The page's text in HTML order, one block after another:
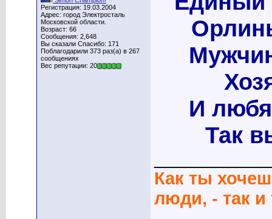
Регистрация: 19.03.2004
Адрес: город Электросталь
Московской области.
Возраст: 66
Сообщения: 2,648
Вы сказали Спасибо: 171
Поблагодарили 373 раз(а) в 267
сообщениях
Вес репутации: 20
И
Так
Как ты
люди, - так